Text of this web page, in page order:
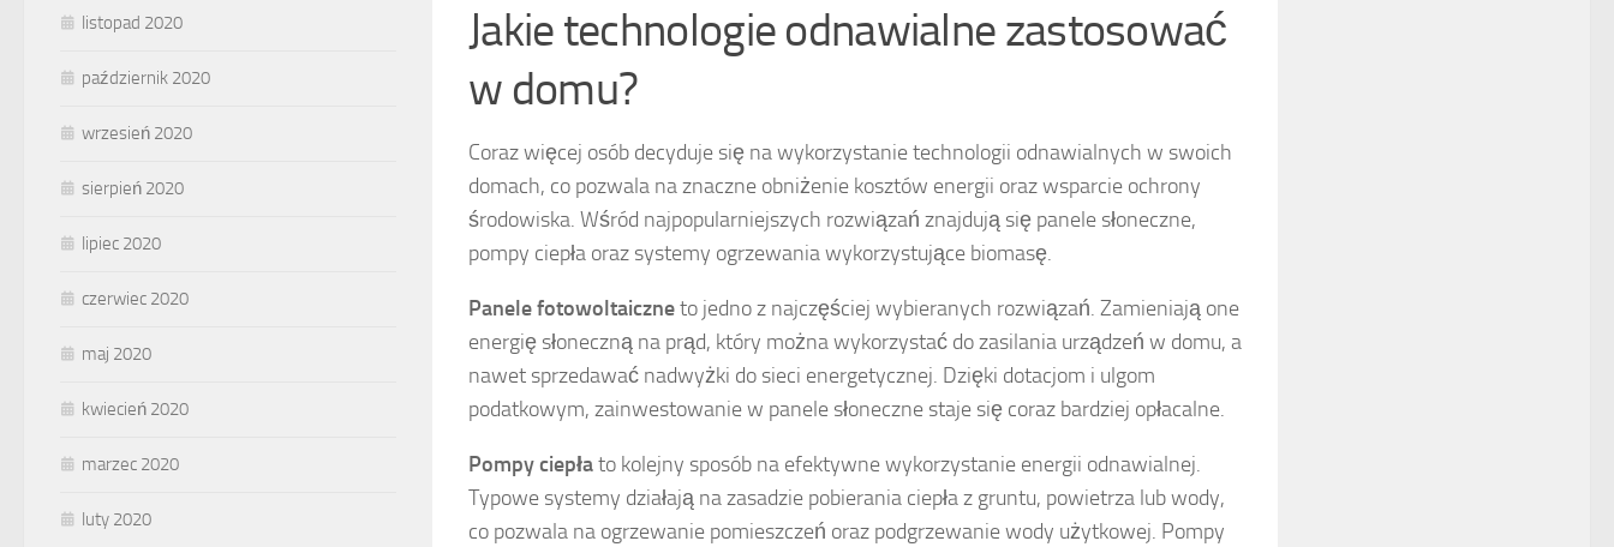
Jakie technologie odnawialne zastosować
w domu?
Coraz więcej osób decyduje się na wykorzystanie technologii odnawialnych w swoich
domach, co pozwala na znaczne obniżenie kosztów energii oraz wsparcie ochrony
środowiska. Wśród najpopularniejszych rozwiązań znajdują się panele słoneczne,
pompy ciepła oraz systemy ogrzewania wykorzystujące biomasę.
Panele fotowoltaiczneto jedno z najczęściej wybieranych rozwiązań. Zamieniają one
energię słoneczną na prąd, który można wykorzystać do zasilania urządzeń w domu, a
nawet sprzedawać nadwyżki do sieci energetycznej. Dzięki dotacjom i ulgom
podatkowym, zainwestowanie w panele słoneczne staje się coraz bardziej opłacalne.
Pompy ciepłato kolejny sposób na efektywne wykorzystanie energii odnawialnej.
Typowe systemy działają na zasadzie pobierania ciepła z gruntu, powietrza lub wody,
co pozwala na ogrzewanie pomieszczeń oraz podgrzewanie wody użytkowej. Pompy
listopad 2020
październik 2020
wrzesień 2020
sierpień 2020
lipiec 2020
czerwiec 2020
maj 2020
kwiecień 2020
marzec 2020
luty 2020